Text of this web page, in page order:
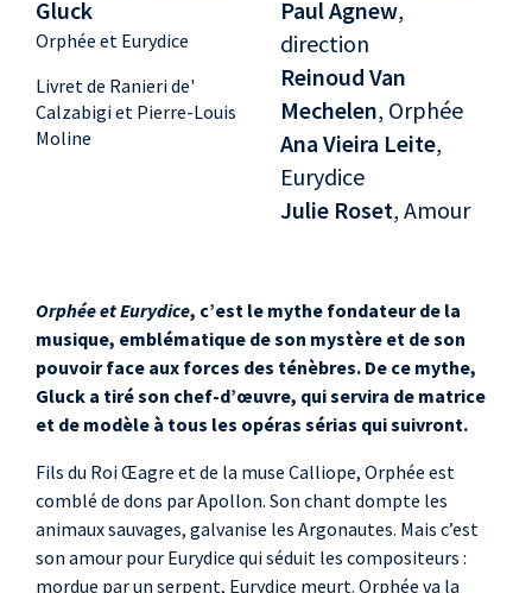
Gluck
Orphée et Eurydice
Livret de Ranieri de'
Calzabigi et Pierre-Louis
Moline
Paul Agnew,
direction
Reinoud Van
Mechelen, Orphée
Ana Vieira Leite,
Eurydice
Julie Roset, Amour
Orphée et Eurydice, c’est le mythe fondateur de la
musique, emblématique de son mystère et de son
pouvoir face aux forces des ténèbres. De ce mythe,
Gluck a tiré son chef-d’œuvre, qui servira de matrice
et de modèle à tous les opéras sérias qui suivront.
Fils du Roi Œagre et de la muse Calliope, Orphée est
comblé de dons par Apollon. Son chant dompte les
animaux sauvages, galvanise les Argonautes. Mais c’est
son amour pour Eurydice qui séduit les compositeurs :
mordue par un serpent, Eurydice meurt. Orphée va la